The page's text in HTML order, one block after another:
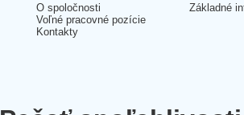
O spoločnosti
Voľné pracovné pozície
Kontakty
Základné